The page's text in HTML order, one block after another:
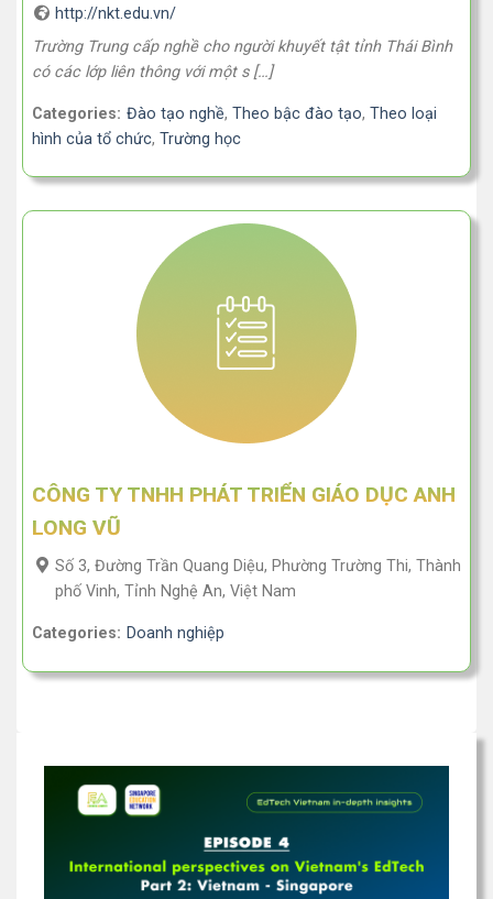
http://nkt.edu.vn/
Trường Trung cấp nghề cho người khuyết tật tỉnh Thái Bình
có các lớp liên thông với một s […]
Categories: Đào tạo nghề, Theo bậc đào tạo, Theo loại
hình của tổ chức, Trường học
CÔNG TY TNHH PHÁT TRIỂN GIÁO DỤC ANH
LONG VŨ
Số 3, Đường Trần Quang Diệu, Phường Trường Thi, Thành
phố Vinh, Tỉnh Nghệ An, Việt Nam
Categories: Doanh nghiệp